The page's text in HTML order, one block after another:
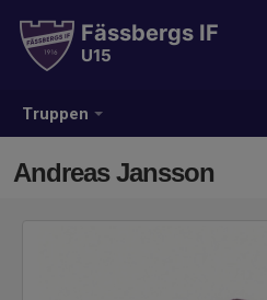
Truppen
Fässbergs IF
U15
Andreas Jansson